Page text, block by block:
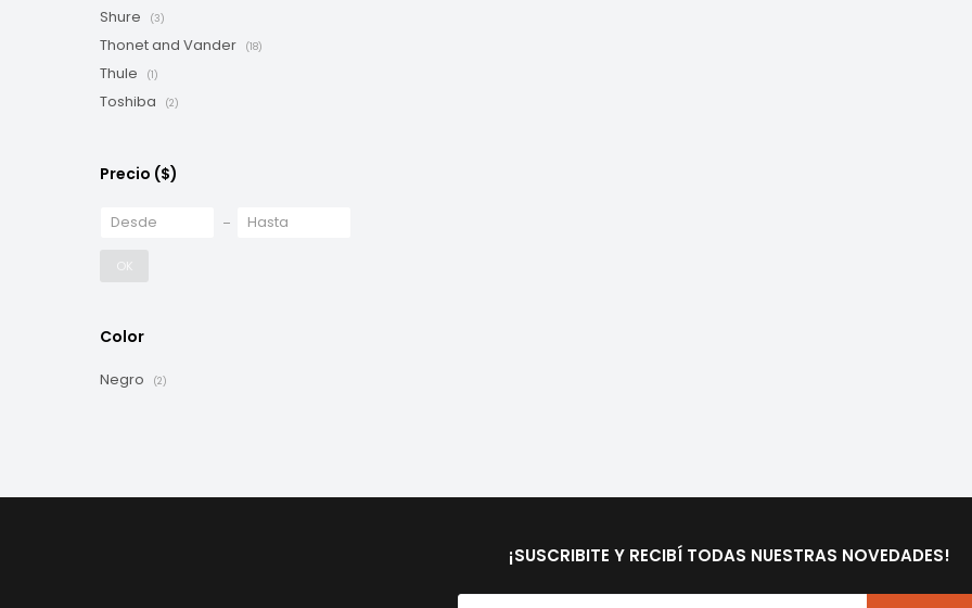
Shure (3)
Thonet and Vander (18)
Thule (1)
Toshiba (2)
Precio ($)
OK
Color
Negro (2)
¡SUSCRIBITE Y RECIBÍ TODAS NUESTRAS NOVEDADES!